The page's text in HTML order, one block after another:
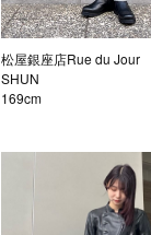
松屋銀座店Rue du Jour
SHUN
169cm